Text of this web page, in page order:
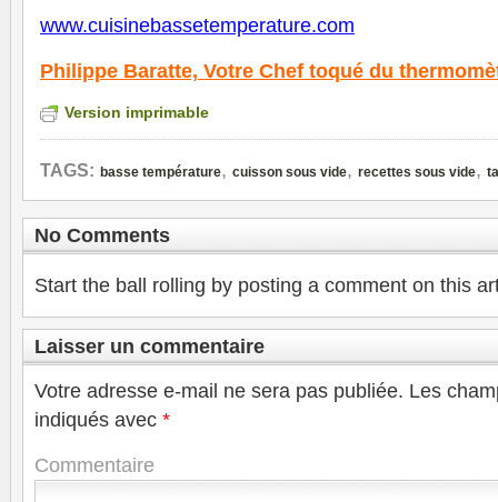
www.cuisinebassetemperature.com
Philippe Baratte, Votre Chef toqué du
Version imprimable
TAGS: basse température, cuisson sous vide, recettes sous vide,
No Comments
Start the ball rolling by posting a comment on this
Laisser un commentaire
Votre adresse e-mail ne sera pas publiée. Les
indiqués avec *
Commentaire